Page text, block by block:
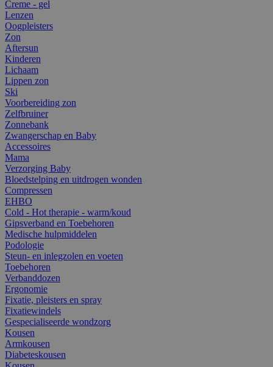
Creme - gel
Lenzen
Oogpleisters
Zon
Aftersun
Kinderen
Lichaam
Lippen zon
Ski
Voorbereiding zon
Zelfbruiner
Zonnebank
Zwangerschap en Baby
Accessoires
Mama
Verzorging Baby
Bloedstelping en uitdrogen wonden
Compressen
EHBO
Cold - Hot therapie - warm/koud
Gipsverband en Toebehoren
Medische hulpmiddelen
Podologie
Steun- en inlegzolen en voeten
Toebehoren
Verbanddozen
Ergonomie
Fixatie, pleisters en spray
Fixatiewindels
Gespecialiseerde wondzorg
Kousen
Armkousen
Diabeteskousen